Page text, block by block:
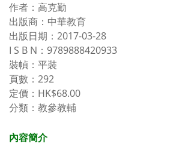
作者：高克勤
出版商：中華教育
出版日期： 2017-03-28
I S B N ： 9789888420933
裝幀：平裝
頁數： 292
定價： HK$68.00
分類：教參教輔
內容簡介